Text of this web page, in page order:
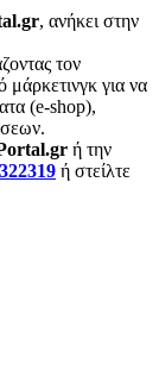
, ανήκει στην
τον
για να
(e-shop),
ή την
ή στείλτε